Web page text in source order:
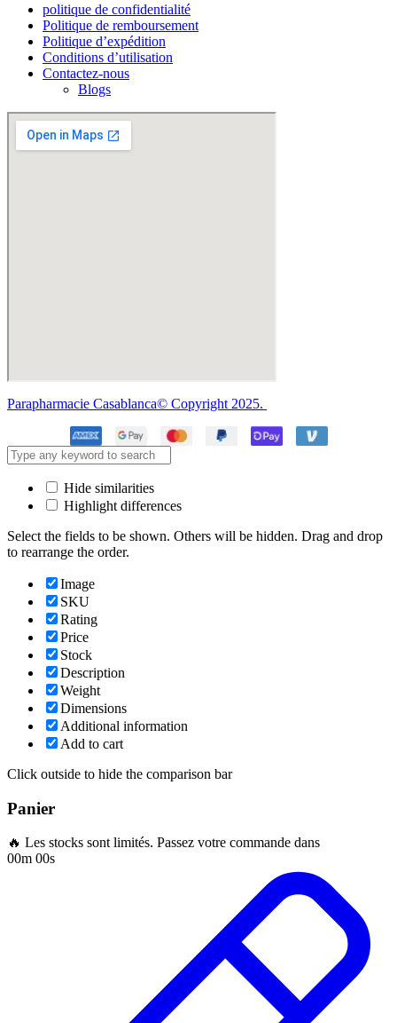
politique de confidentialité
Politique de remboursement
Politique d’expédition
Conditions d’utilisation
Contactez-nous
Blogs
Parapharmacie Casablanca© Copyright 2025.
Hide similarities
Highlight differences
Select the fields to be shown. Others will be hidden. Drag and drop
to rearrange the order.
Image
SKU
Rating
Price
Stock
Description
Weight
Dimensions
Additional information
Add to cart
Click outside to hide the comparison bar
Panier
🔥 Les stocks sont limités. Passez votre commande dans
00m 00s